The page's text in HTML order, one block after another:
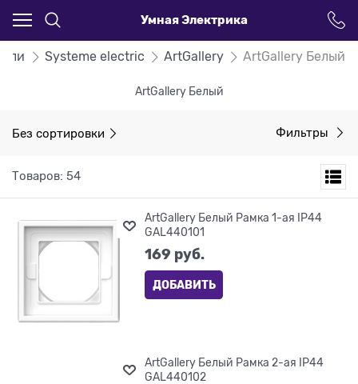
Умная Электрика
Systeme electric ArtGallery ArtGallery Белый
ArtGallery Белый
Без сортировки Фильтры
Товаров: 54
ArtGallery Белый Рамка 1-ая IP44
GAL440101
169 руб.
ДОБАВИТЬ
ArtGallery Белый Рамка 2-ая IP44
GAL440102